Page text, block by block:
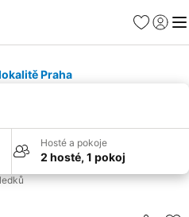
Oblíbené
Praha
Hosté a pokoje
2 hosté, 1 pokoj